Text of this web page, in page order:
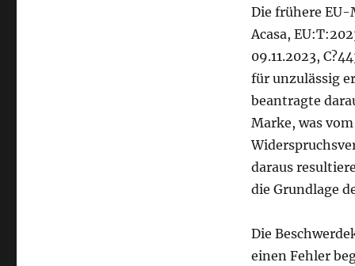
Die frühere EU-
Acasa,
09.11.2023,
für unzulässig
beantragte
Marke, was
daraus
die Grundlage
Die
einen Fehler